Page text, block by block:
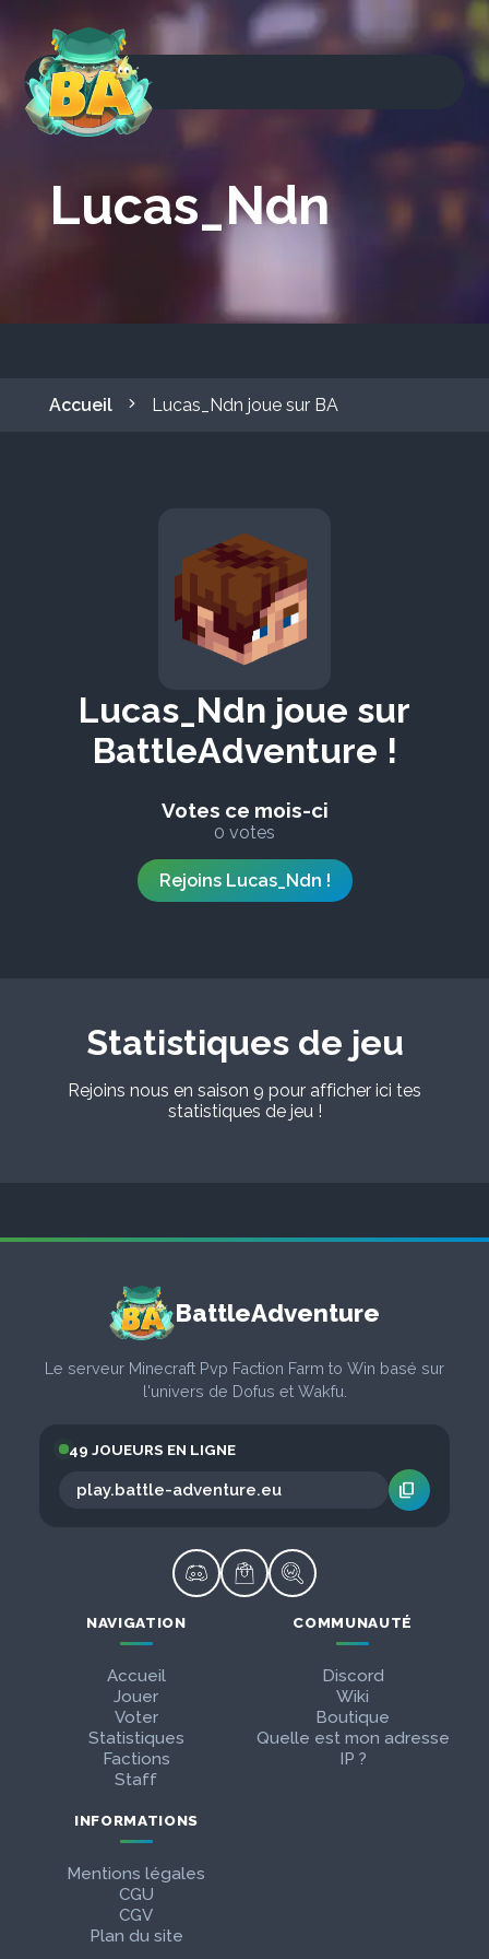
Lucas_Ndn
Accueil Lucas_Ndn joue sur BA
Lucas_Ndn joue sur
BattleAdventure !
Votes ce mois-ci
0 votes
Rejoins Lucas_Ndn !
Statistiques de jeu
Rejoins nous en saison 9 pour afficher ici tes
statistiques de jeu !
BattleAdventure
Le serveur Minecraft Pvp Faction Farm to Win basé sur
l'univers de Dofus et Wakfu.
49 JOUEURS EN LIGNE
content_copy
NAVIGATION
Accueil
Jouer
Voter
Statistiques
Factions
Staff
COMMUNAUTÉ
Discord
Wiki
Boutique
Quelle est mon adresse
IP ?
INFORMATIONS
Mentions légales
CGU
CGV
Plan du site